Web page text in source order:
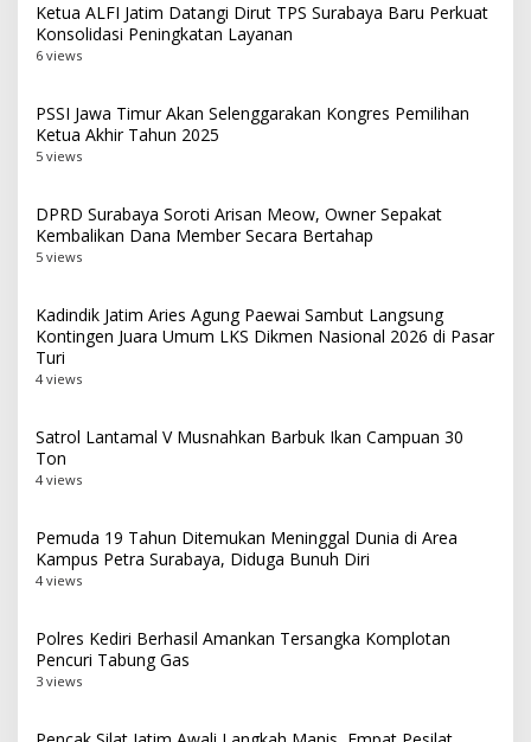
Ketua ALFI Jatim Datangi Dirut TPS Surabaya Baru Perkuat
Konsolidasi Peningkatan Layanan
6 views
PSSI Jawa Timur Akan Selenggarakan Kongres Pemilihan
Ketua Akhir Tahun 2025
5 views
DPRD Surabaya Soroti Arisan Meow, Owner Sepakat
Kembalikan Dana Member Secara Bertahap
5 views
Kadindik Jatim Aries Agung Paewai Sambut Langsung
Kontingen Juara Umum LKS Dikmen Nasional 2026 di Pasar
Turi
4 views
Satrol Lantamal V Musnahkan Barbuk Ikan Campuan 30
Ton
4 views
Pemuda 19 Tahun Ditemukan Meninggal Dunia di Area
Kampus Petra Surabaya, Diduga Bunuh Diri
4 views
Polres Kediri Berhasil Amankan Tersangka Komplotan
Pencuri Tabung Gas
3 views